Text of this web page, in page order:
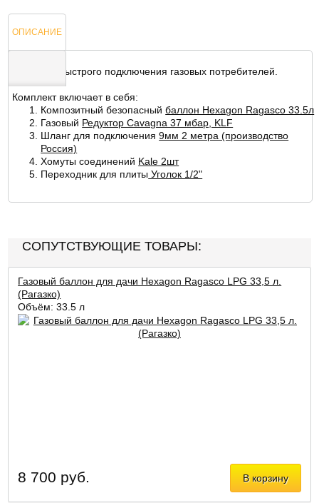
ОПИСАНИЕ
ОТЗЫВЫ
Комплект быстрого подключения газовых потребителей.
Комплект включает в себя:
Композитный безопасныйбаллон Hexagon Ragasco 33.5л
Газовый Редуктор Cavagna 37 мбар, KLF
Шланг для подключения9мм 2 метра (производство
Россия)
Хомуты соединений Kale 2шт
Переходник для плиты Уголок 1/2"
СОПУТСТВУЮЩИЕ ТОВАРЫ:
Газовый баллон для дачи Hexagon Ragasco LPG 33,5 л.
(Рагазко)
Объём: 33,5 л
В корзину
8 700 руб.